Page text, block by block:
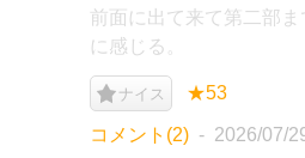
前面に出て来て第二部
に感じる。
ナイス ★53
コメント(2) 2026/07/